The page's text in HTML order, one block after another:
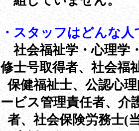
・スタッフはどんな人
社会福祉学・心理学
修士号取得者、社会福
保健福祉士、公認心
ービス管理責任者、介
者、社会保険労務士(